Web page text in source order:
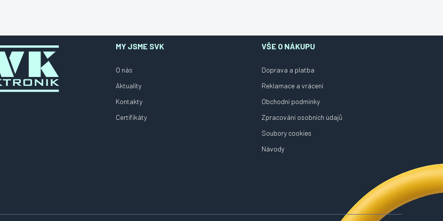
MY JSME SVK
O nás
Aktuality
Kontakty
Certifikáty
VŠE O NÁKUPU
Doprava a platba
Reklamace a vrácení
Obchodní podmínky
Zpracování osobních údajů
Soubory cookies
Návody